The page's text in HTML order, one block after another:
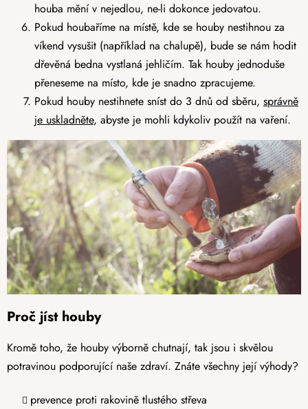
houba mění v nejedlou, ne-li dokonce jedovatou.
Pokud houbaříme na místě, kde se houby nestihnou za
víkend vysušit (například na chalupě), bude se nám hodit
dřevěná bedna vystlaná jehličím. Tak houby jednoduše
přeneseme na místo, kde je snadno zpracujeme.
Pokud houby nestihnete sníst do 3 dnů od sběru, správně
je uskladněte, abyste je mohli kdykoliv použít na vaření.
Proč jíst houby
Kromě toho, že houby výborně chutnají, tak jsou i skvělou
potravinou podporující naše zdraví. Znáte všechny její výhody?
prevence proti rakovině tlustého střeva